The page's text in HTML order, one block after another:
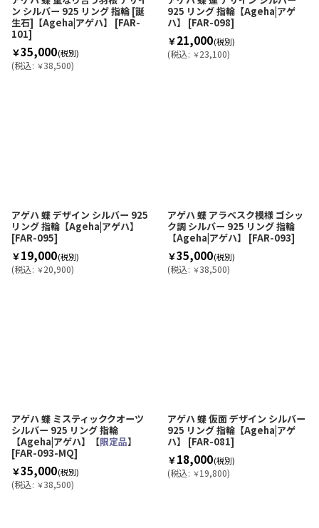
ン シルバー 925 リング 指輪 [誕
生石]【Ageha|アゲハ】
[FAR-
101]
￥35,000(税別)
(税込: ￥38,500)
925 リング 指輪【Ageha|アゲ
ハ】
[FAR-098]
￥21,000(税別)
(税込: ￥23,100)
アゲハ 蝶 デザイン シルバー 925
リング 指輪【Ageha|アゲハ】
[FAR-095]
￥19,000(税別)
(税込: ￥20,900)
アゲハ 蝶 アラベスク模様 ゴシッ
ク調 シルバー 925 リング 指輪
【Ageha|アゲハ】
[FAR-093]
￥35,000(税別)
(税込: ￥38,500)
アゲハ 蝶 ミスティッククオーツ
シルバー 925 リング 指輪
【Ageha|アゲハ】【限定品】
[FAR-093-MQ]
￥35,000(税別)
(税込: ￥38,500)
アゲハ 蝶 仮面 デザイン シルバー
925 リング 指輪【Ageha|アゲ
ハ】
[FAR-081]
￥18,000(税別)
(税込: ￥19,800)